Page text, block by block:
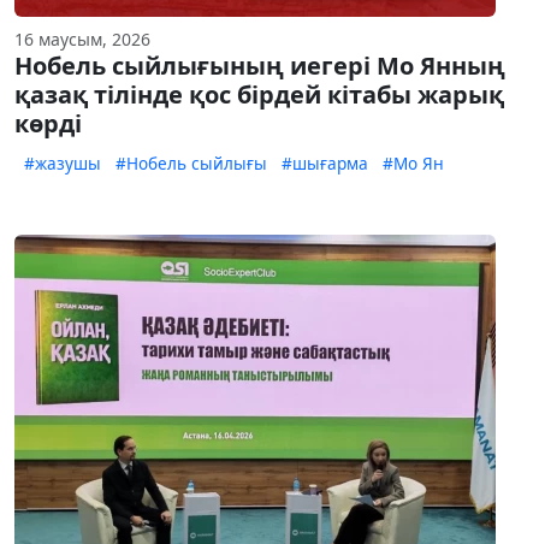
16 маусым, 2026
Нобель сыйлығының иегері Мо Янның
қазақ тілінде қос бірдей кітабы жарық
көрді
#жазушы #Нобель сыйлығы #шығарма #Мо Ян